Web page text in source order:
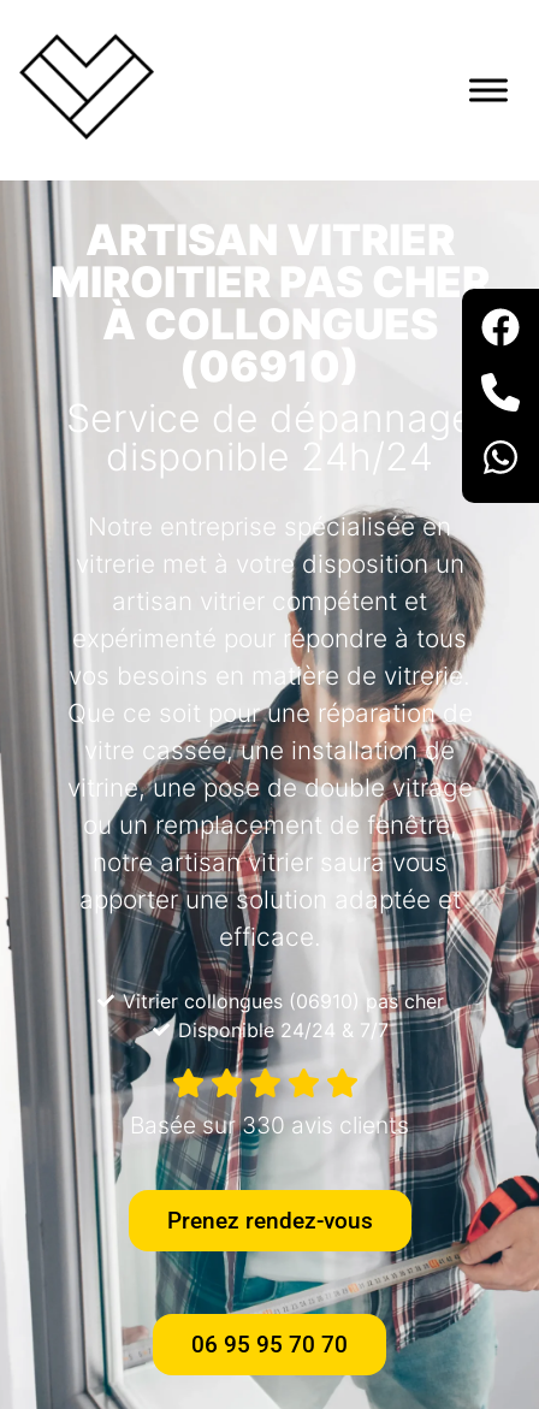
ARTISAN VITRIER
MIROITIER PAS CHER
À COLLONGUES
(06910)
Service de dépannage
disponible 24h/24
Notre entreprise spécialisée en
vitrerie met à votre disposition un
artisan vitrier compétent et
expérimenté pour répondre à tous
vos besoins en matière de vitrerie.
Que ce soit pour une réparation de
vitre cassée, une installation de
vitrine, une pose de double vitrage
ou un remplacement de fenêtre,
notre artisan vitrier saura vous
apporter une solution adaptée et
efficace.
Vitrier collongues (06910) pas cher
Disponible 24/24 & 7/7
Basée sur 330 avis clients
Prenez rendez-vous
06 95 95 70 70